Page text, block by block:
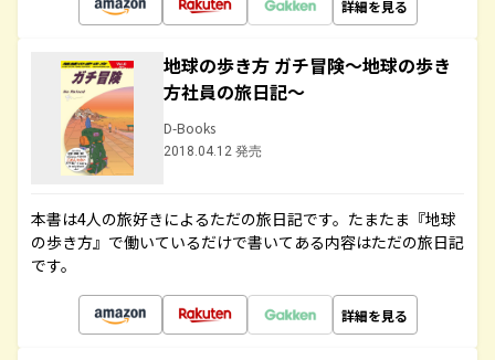
詳細を見る
地球の歩き方 ガチ冒険～地球の歩き
方社員の旅日記～
D-Books
2018.04.12 発売
本書は4人の旅好きによるただの旅日記です。たまたま『地球
の歩き方』で働いているだけで書いてある内容はただの旅日記
です。
詳細を見る